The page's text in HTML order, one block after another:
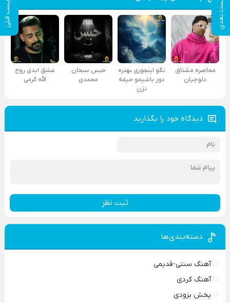
پست بعدی پست قبلی
محاصره مشتاق
دلوجیان
نگو اینجوری بهتره
دور باشیمو حیفه
نزن
حبس سبحان
محمدی
عشق ابدی روح
الله کرمی
دیدگاه خود را بگذارید
ثبت نظر
دسته‌بندی‌ها
آهنگ سنتی-قدیمی
آهنگ کردی
پخش بزودی